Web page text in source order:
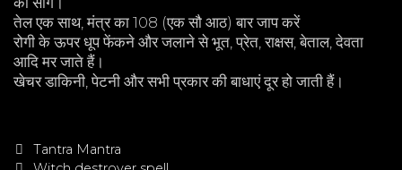
तेल एक साथ, मंत्र का 108 (एक सौ आठ) बार जाप करें
रोगी के ऊपर धूप फेंकने और जलाने से भूत, प्रेत, राक्षस, बेताल, देवता
आदि मर जाते हैं।
खेचर डाकिनी, पेटनी और सभी प्रकार की बाधाएं दूर हो जाती हैं।
Categories
Tantra Mantra